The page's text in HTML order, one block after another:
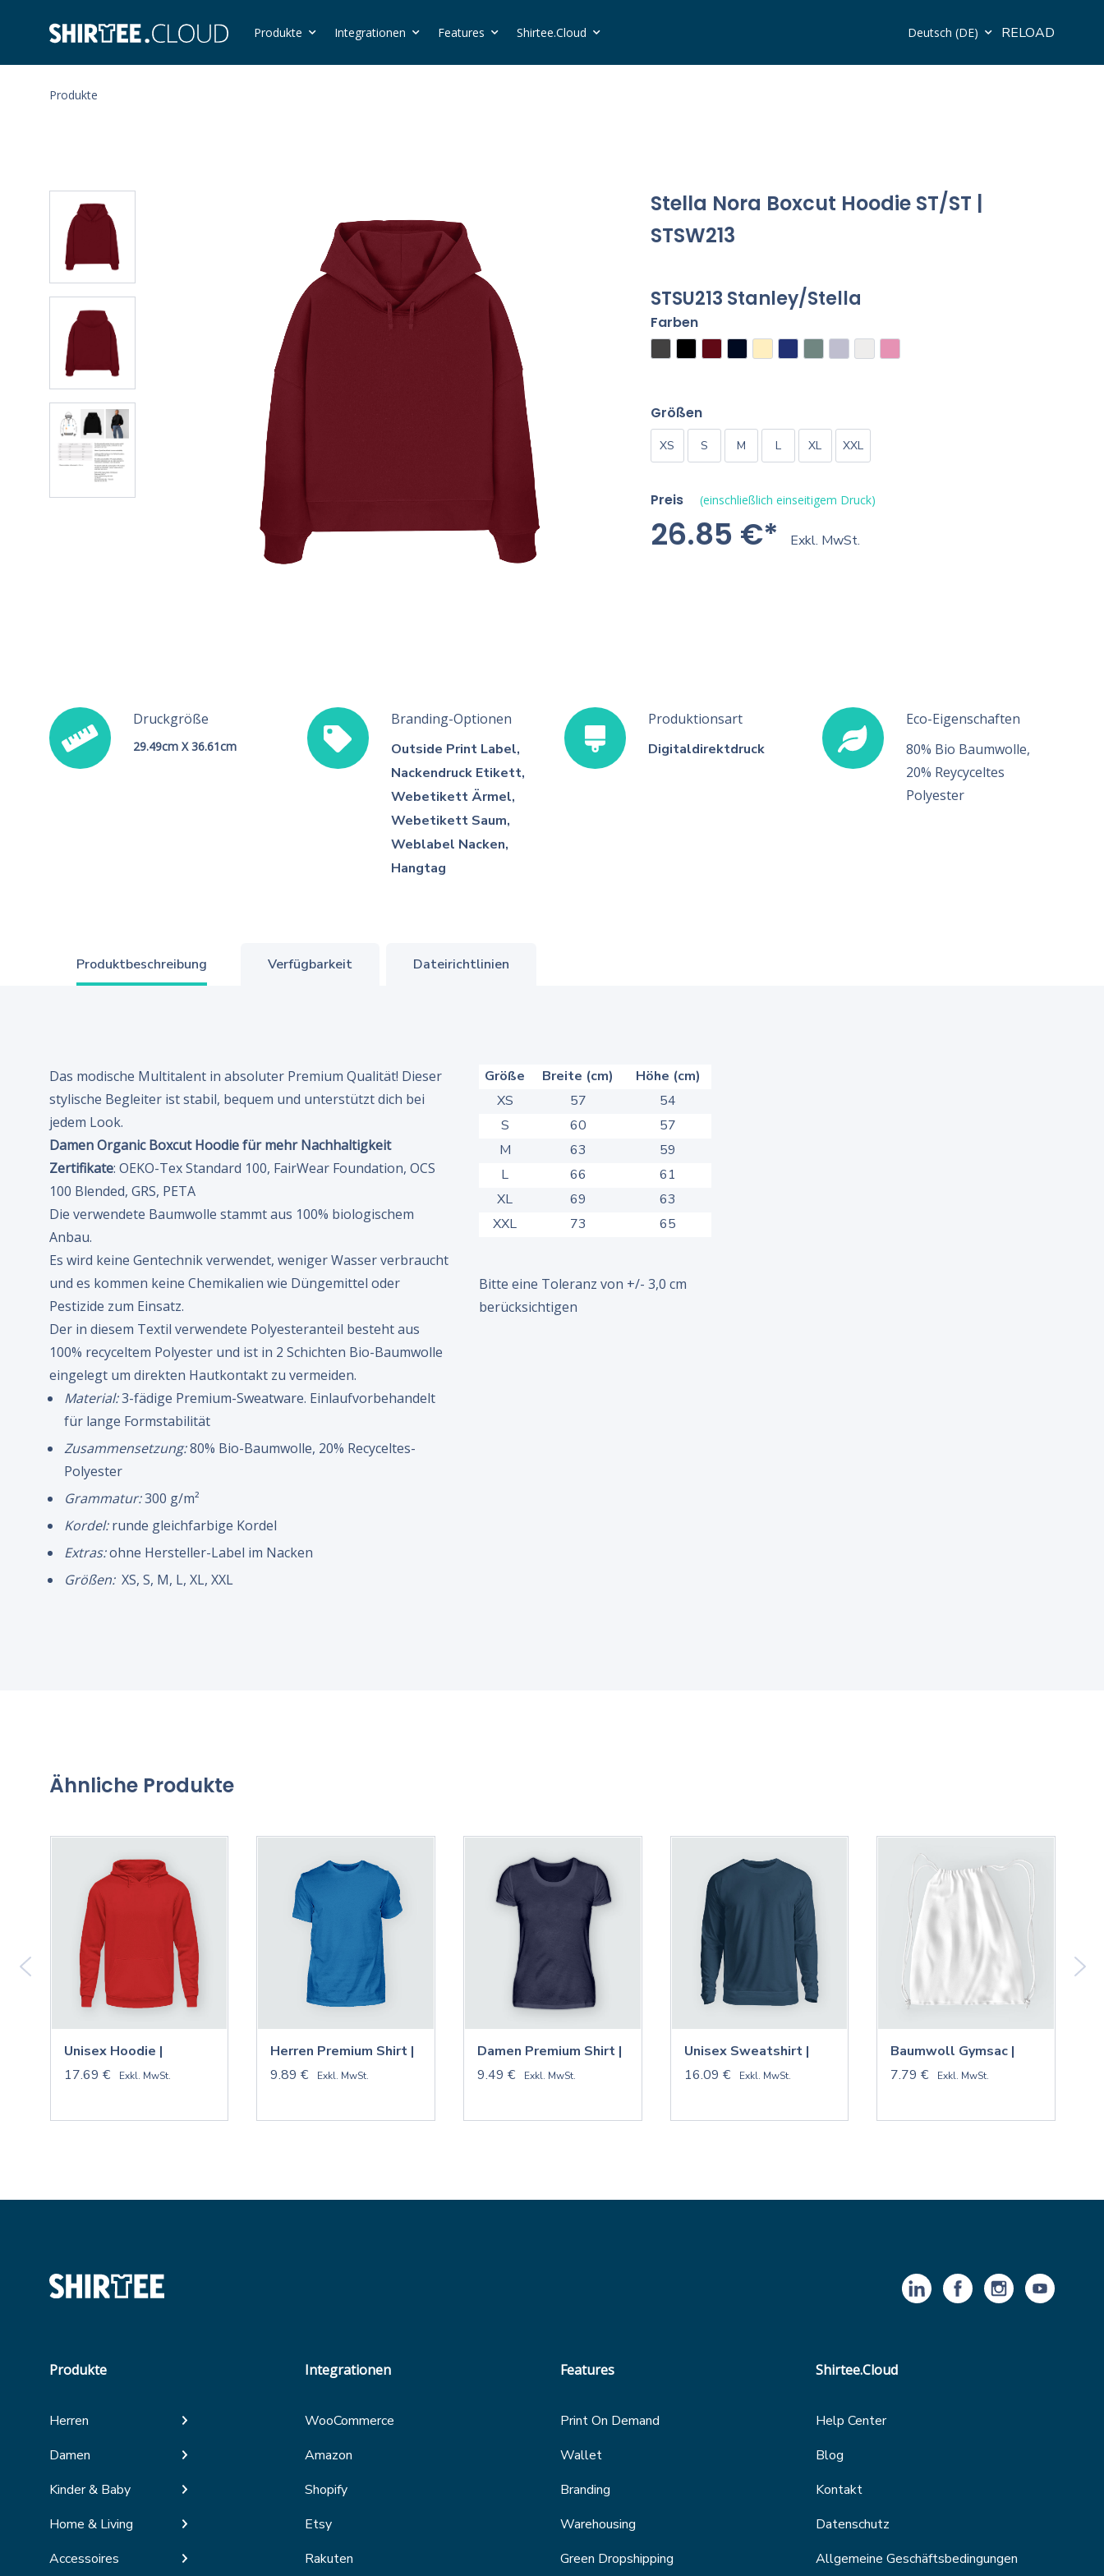
Produkte Integrationen Features Shirtee.Cloud Deutsch (DE) RELOAD
Produkte
Stella Nora Boxcut Hoodie ST/ST |
STSW213
STSU213 Stanley/Stella
Farben
Größen
XS S M L XL XXL
Preis (einschließlich einseitigem Druck)
26.85 €* Exkl. MwSt.
Druckgröße
29.49cm X 36.61cm
Branding-Optionen
Outside Print Label,
Nackendruck Etikett,
Webetikett Ärmel,
Webetikett Saum,
Weblabel Nacken,
Hangtag
Produktionsart
Digitaldirektdruck
Eco-Eigenschaften
80% Bio Baumwolle,
20% Reycyceltes
Polyester
Produktbeschreibung
Das modische Multitalent in absoluter Premium Qualität! Dieser
stylische Begleiter ist stabil, bequem und unterstützt dich bei
jedem Look.
Damen Organic Boxcut Hoodie für mehr Nachhaltigkeit
Zertifikate: OEKO-Tex Standard 100, FairWear Foundation, OCS
100 Blended, GRS, PETA
Die verwendete Baumwolle stammt aus 100% biologischem
Anbau.
Es wird keine Gentechnik verwendet, weniger Wasser verbraucht
und es kommen keine Chemikalien wie Düngemittel oder
Pestizide zum Einsatz.
Der in diesem Textil verwendete Polyesteranteil besteht aus
100% recyceltem Polyester und ist in 2 Schichten Bio-Baumwolle
eingelegt um direkten Hautkontakt zu vermeiden.
Material:3-fädige Premium-Sweatware. Einlaufvorbehandelt
für lange Formstabilität
Zusammensetzung:80% Bio-Baumwolle, 20% Recyceltes-
Polyester
Grammatur:300 g/m²
Kordel:runde gleichfarbige Kordel
Extras:ohne Hersteller-Label im Nacken
Größen:XS, S, M, L, XL, XXL
Größe Breite (cm)
Höhe (cm)
XS
57
54
S
60
57
M
63
59
L
66
61
XL
69
63
XXL
73 65
Bitte eine Toleranz von +/- 3,0 cm
berücksichtigen
Verfügbarkeit Dateirichtlinien
Ähnliche Produkte
Unisex Hoodie |
17.69 €
Exkl. MwSt.
Herren Premium Shirt |
9.89 €
Exkl. MwSt.
Damen Premium Shirt |
9.49 €
Exkl. MwSt.
Unisex Sweatshirt |
16.09 €
Exkl. MwSt.
Baumwoll Gymsac |
7.79 €
Exkl. MwSt.
Produkte
Herren
Damen
Kinder & Baby
Home & Living
Accessoires
Integrationen
WooCommerce
Amazon
Shopify
Etsy
Rakuten
Features
Print On Demand
Wallet
Branding
Warehousing
Green Dropshipping
Shirtee.Cloud
Help Center
Blog
Kontakt
Datenschutz
Allgemeine Geschäftsbedingungen